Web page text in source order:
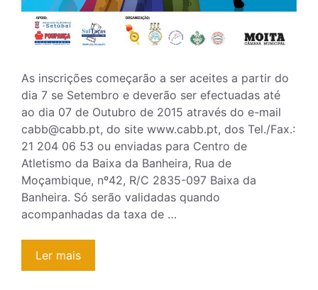
As inscrições começarão a ser aceites a partir do
dia 7 se Setembro e deverão ser efectuadas até
ao dia 07 de Outubro de 2015 através do e-mail
cabb@cabb.pt, do site www.cabb.pt, dos Tel./Fax.:
21 204 06 53 ou enviadas para Centro de
Atletismo da Baixa da Banheira, Rua de
Moçambique, nº42, R/C 2835-097 Baixa da
Banheira. Só serão validadas quando
acompanhadas da taxa de …
Ler mais